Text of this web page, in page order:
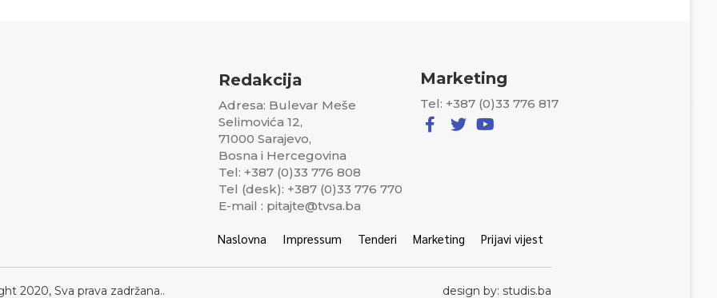
Redakcija
Adresa: Bulevar Meše
Selimovića 12,
71000 Sarajevo,
Bosna i Hercegovina
Tel: +387 (0)33 776 808
Tel (desk): +387 (0)33 776 770
E-mail : pitajte@tvsa.ba
Marketing
Tel: +387 (0)33 776 817
Naslovna Impressum Tenderi Marketing Prijavi vijest
2020, Sva prava zadržana.. design by: studis.ba